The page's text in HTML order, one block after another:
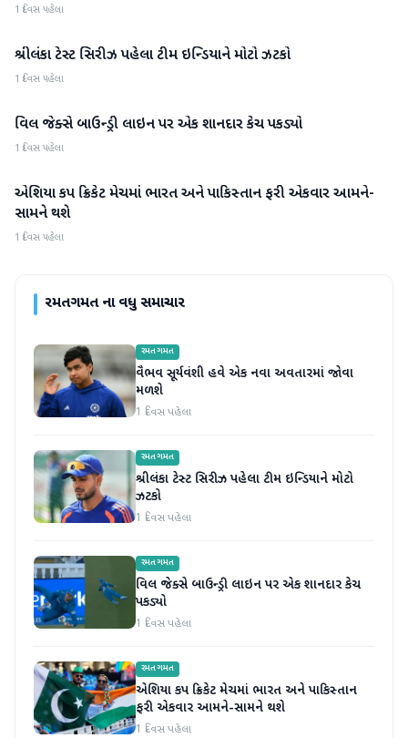
1 દિવસ પહેલા
રમતગમત
શ્રીલંકા ટેસ્ટ સિરીઝ પહેલા ટીમ ઇન્ડિયાને મોટો ઝટકો
1 દિવસ પહેલા
રમતગમત
વિલ જેક્સે બાઉન્ડ્રી લાઇન પર એક શાનદાર કેચ પકડ્યો
1 દિવસ પહેલા
રમતગમત
એશિયા કપ ક્રિકેટ મેચમાં ભારત અને પાકિસ્તાન ફરી એકવાર આમને-
સામને થશે
1 દિવસ પહેલા
રમતગમતના વધુ સમાચાર
રમતગમત
વૈભવ સૂર્યવંશી હવે એક નવા અવતારમાં જોવા
મળશે
1 દિવસ પહેલા
રમતગમત
શ્રીલંકા ટેસ્ટ સિરીઝ પહેલા ટીમ ઇન્ડિયાને મોટો
ઝટકો
1 દિવસ પહેલા
રમતગમત
વિલ જેક્સે બાઉન્ડ્રી લાઇન પર એક શાનદાર કેચ
પકડ્યો
1 દિવસ પહેલા
રમતગમત
એશિયા કપ ક્રિકેટ મેચમાં ભારત અને પાકિસ્તાન
ફરી એકવાર આમને-સામને થશે
1 દિવસ પહેલા